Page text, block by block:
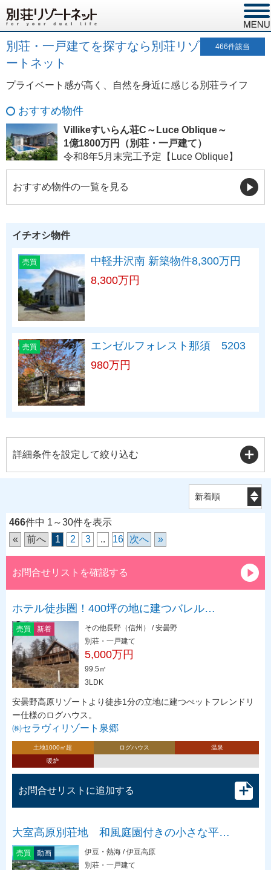
別荘・一戸建てを探すなら別荘リゾ
ートネット
466件該当
プライベート感が高く、自然を身近に感じる別荘ライフ
おすすめ物件
Villikeすいらん荘C～Luce Oblique～
1億1800万円（別荘・一戸建て）
令和8年5月末完工予定【Luce Oblique】
おすすめ物件の一覧を見る
イチオシ物件
売買
中軽井沢南 新築物件8,300万円
8,300万円
売買
エンゼルフォレスト那須 5203
980万円
詳細条件を設定して絞り込む
466件中 1～30件を表示
«
前へ 1 2 3 .. 16 次へ »
お問合せリストを確認する
ホテル徒歩圏！400坪の地に建つバレル…
売買 新着
その他長野（信州） / 安曇野
別荘・一戸建て
5,000万円
99.5㎡
3LDK
安曇野高原リゾートより徒歩1分の立地に建つぺットフレンドリ
ー仕様のログハウス。
㈱セラヴィリゾート泉郷
土地1000㎡超 ログハウス
温泉
暖炉
お問合せリストに追加する
大室高原別荘地 和風庭園付きの小さな平…
売買 動画
伊豆・熱海 / 伊豆高原
別荘・一戸建て